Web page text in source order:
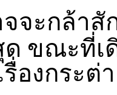
จะกล้าสั
ขณะที่เ
องกระต่